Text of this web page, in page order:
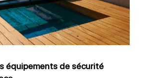
équipements de sécurité